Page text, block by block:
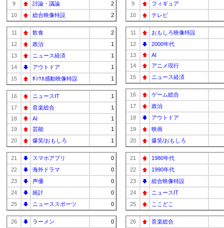
9
討論・議論
2
10
総合映像特設 2
11 飲食
2
12
政治
1
13
ニュース経済
1
14
アウトドア
1
15
ﾎﾝﾜｶ感動映像特設 1
16 ニュースIT
1
17
音楽総合
1
18
AI
1
19
芸能
1
20
爆笑/おもしろ 1
21 スマホアプリ
0
22
海外ドラマ
0
23
声優
0
24
統計
0
25
ニューススポーツ 0
26 ラーメン
0
9
フィギュア
10
テレビ
11
おもしろ映像特設
12
2000年代
13
AI
14
アニメ現行
15
ニュース経済
16
ゲーム総合
17
政治
18
アウトドア
19
映画
20
爆笑/おもしろ
21
1980年代
22
1990年代
23
総合映像特設
24
ニュースIT
25
ここどこ
26
音楽総合